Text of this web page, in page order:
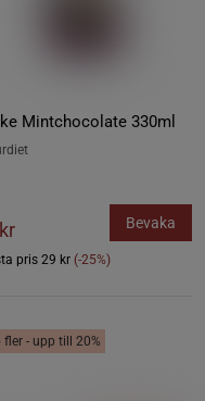
Mintchocolate 330ml
pris 29 kr (-25%)
Bevaka
fler - upp till 20%